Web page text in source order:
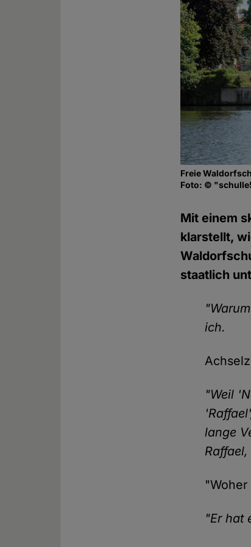
Freie
Foto: ©
Mit einem
klarstellt,
staatlich
ich.
"Weil
lange
"Er hat